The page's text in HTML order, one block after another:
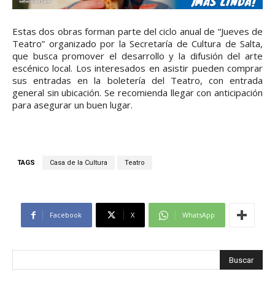
Estas dos obras forman parte del ciclo anual de “Jueves de
Teatro” organizado por la Secretaría de Cultura de Salta,
que busca promover el desarrollo y la difusión del arte
escénico local. Los interesados en asistir pueden comprar
sus entradas en la boletería del Teatro, con entrada
general sin ubicación. Se recomienda llegar con anticipación
para asegurar un buen lugar.
TAGS Casa de la Cultura Teatro
Facebook X WhatsApp